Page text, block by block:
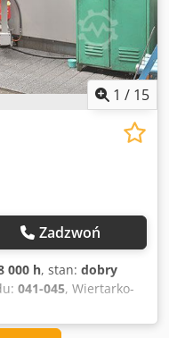
1 / 15
Zadzwoń
000 h, stan: dobry
041-045, Wiertarko-
AX3 TLF, rok
tabliczka